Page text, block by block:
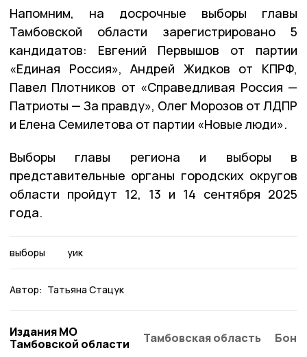
Напомним, на досрочные выборы главы
Тамбовской области зарегистрировано 5
кандидатов: Евгений Первышов от партии
«Единая Россия», Андрей Жидков от КПРФ,
Павел Плотников от «Справедливая Россия —
Патриоты — За правду», Олег Морозов от ЛДПР
и Елена Семилетова от партии «Новые люди».
Выборы главы региона и выборы в
представительные органы городских округов
области пройдут 12, 13 и 14 сентября 2025
года.
выборы уик
Автор: Татьяна Стацук
Издания МО
Тамбовской области
Тамбовская область